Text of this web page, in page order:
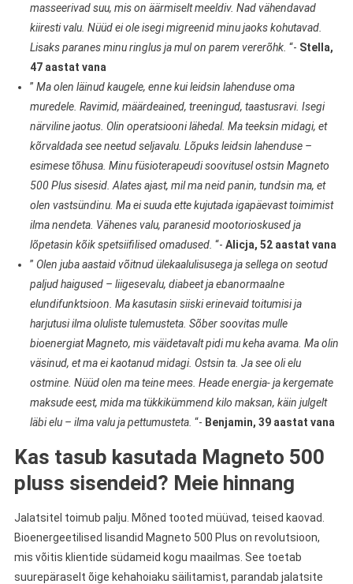
masseerivad suu, mis on äärmiselt meeldiv. Nad vähendavad
kiiresti valu. Nüüd ei ole isegi migreenid minu jaoks kohutavad.
Lisaks paranes minu ringlus ja mul on parem vererõhk. “- Stella,
47 aastat vana
” Ma olen läinud kaugele, enne kui leidsin lahenduse oma
muredele. Ravimid, määrdeained, treeningud, taastusravi. Isegi
närviline jaotus. Olin operatsiooni lähedal. Ma teeksin midagi, et
kõrvaldada see neetud seljavalu. Lõpuks leidsin lahenduse –
esimese tõhusa. Minu füsioterapeudi soovitusel ostsin Magneto
500 Plus sisesid. Alates ajast, mil ma neid panin, tundsin ma, et
olen vastsündinu. Ma ei suuda ette kujutada igapäevast toimimist
ilma nendeta. Vähenes valu, paranesid mootorioskused ja
lõpetasin kõik spetsiifilised omadused. “- Alicja, 52 aastat vana
” Olen juba aastaid võitnud ülekaalulisusega ja sellega on seotud
paljud haigused – liigesevalu, diabeet ja ebanormaalne
elundifunktsioon. Ma kasutasin siiski erinevaid toitumisi ja
harjutusi ilma oluliste tulemusteta. Sõber soovitas mulle
bioenergiat Magneto, mis väidetavalt pidi mu keha avama. Ma olin
väsinud, et ma ei kaotanud midagi. Ostsin ta. Ja see oli elu
ostmine. Nüüd olen ma teine mees. Heade energia- ja kergemate
maksude eest, mida ma tükkikümmend kilo maksan, käin julgelt
läbi elu – ilma valu ja pettumusteta. “- Benjamin, 39 aastat vana
Kas tasub kasutada Magneto 500
pluss sisendeid? Meie hinnang
Jalatsitel toimub palju. Mõned tooted müüvad, teised kaovad.
Bioenergeetilised lisandid Magneto 500 Plus on revolutsioon,
mis võitis klientide südameid kogu maailmas. See toetab
suurepäraselt õige kehahoiaku säilitamist, parandab jalatsite